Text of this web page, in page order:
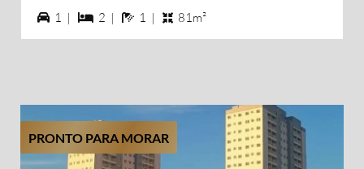
1 vagas na garagem
1 | 2 dormiórios
2 | 1 banheiros
1 | 81m²
PRONTO PARA MORAR